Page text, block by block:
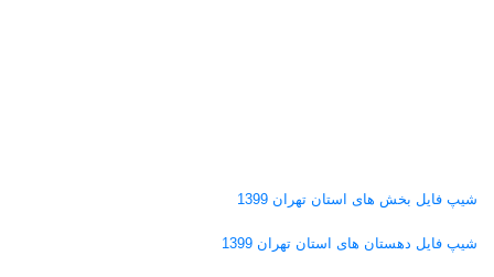
شیپ فایل بخش های استان تهران 1399
شیپ فایل دهستان های استان تهران 1399